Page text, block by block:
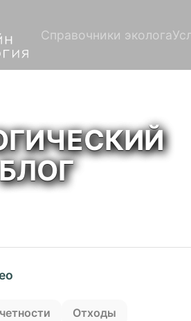
Справочники эколога
Отходы